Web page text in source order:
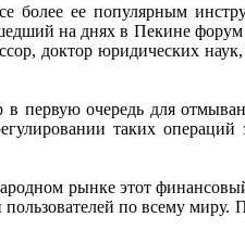
более ее популярным
на днях в Пекине
доктор юридических наук,
в первую очередь для
таких операций
рынке этот
пользователей по всему миру.